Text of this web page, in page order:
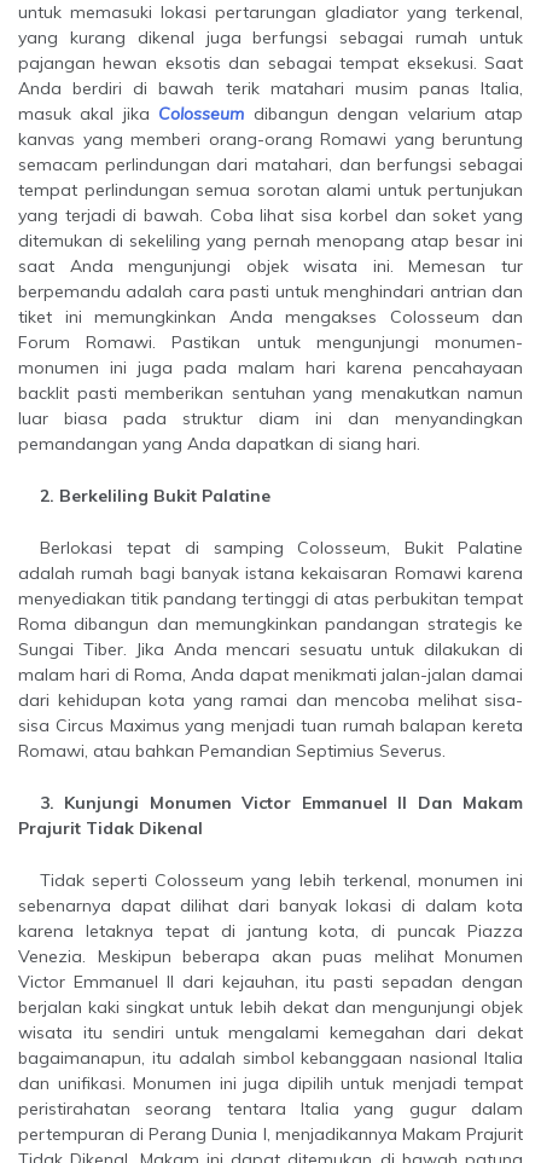
untuk memasuki lokasi pertarungan gladiator yang terkenal,
yang kurang dikenal juga berfungsi sebagai rumah untuk
pajangan hewan eksotis dan sebagai tempat eksekusi. Saat
Anda berdiri di bawah terik matahari musim panas Italia,
masuk akal jika Colosseum dibangun dengan velarium atap
kanvas yang memberi orang-orang Romawi yang beruntung
semacam perlindungan dari matahari, dan berfungsi sebagai
tempat perlindungan semua sorotan alami untuk pertunjukan
yang terjadi di bawah. Coba lihat sisa korbel dan soket yang
ditemukan di sekeliling yang pernah menopang atap besar ini
saat Anda mengunjungi objek wisata ini. Memesan tur
berpemandu adalah cara pasti untuk menghindari antrian dan
tiket ini memungkinkan Anda mengakses Colosseum dan
Forum Romawi. Pastikan untuk mengunjungi monumen-
monumen ini juga pada malam hari karena pencahayaan
backlit pasti memberikan sentuhan yang menakutkan namun
luar biasa pada struktur diam ini dan menyandingkan
pemandangan yang Anda dapatkan di siang hari.
2. Berkeliling Bukit Palatine
Berlokasi tepat di samping Colosseum, Bukit Palatine
adalah rumah bagi banyak istana kekaisaran Romawi karena
menyediakan titik pandang tertinggi di atas perbukitan tempat
Roma dibangun dan memungkinkan pandangan strategis ke
Sungai Tiber. Jika Anda mencari sesuatu untuk dilakukan di
malam hari di Roma, Anda dapat menikmati jalan-jalan damai
dari kehidupan kota yang ramai dan mencoba melihat sisa-
sisa Circus Maximus yang menjadi tuan rumah balapan kereta
Romawi, atau bahkan Pemandian Septimius Severus.
3. Kunjungi Monumen Victor Emmanuel II Dan Makam
Prajurit Tidak Dikenal
Tidak seperti Colosseum yang lebih terkenal, monumen ini
sebenarnya dapat dilihat dari banyak lokasi di dalam kota
karena letaknya tepat di jantung kota, di puncak Piazza
Venezia. Meskipun beberapa akan puas melihat Monumen
Victor Emmanuel II dari kejauhan, itu pasti sepadan dengan
berjalan kaki singkat untuk lebih dekat dan mengunjungi objek
wisata itu sendiri untuk mengalami kemegahan dari dekat
bagaimanapun, itu adalah simbol kebanggaan nasional Italia
dan unifikasi. Monumen ini juga dipilih untuk menjadi tempat
peristirahatan seorang tentara Italia yang gugur dalam
pertempuran di Perang Dunia I, menjadikannya Makam Prajurit